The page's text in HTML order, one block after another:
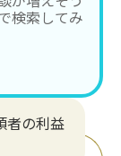
検索してみ
者の利益